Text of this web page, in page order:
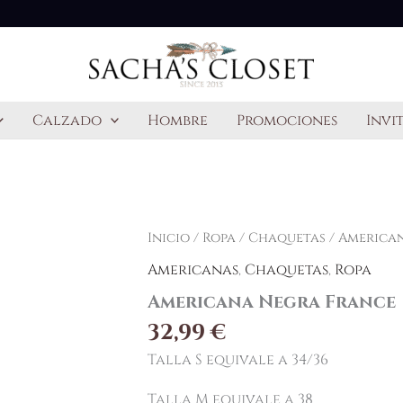
Calzado Hombre Promociones
Inicio/ Ropa/ Chaquetas /
Americanas, Chaquetas, Ropa
Americana Negra France
32,99€
Talla S equivale a 34/36
Americana
France